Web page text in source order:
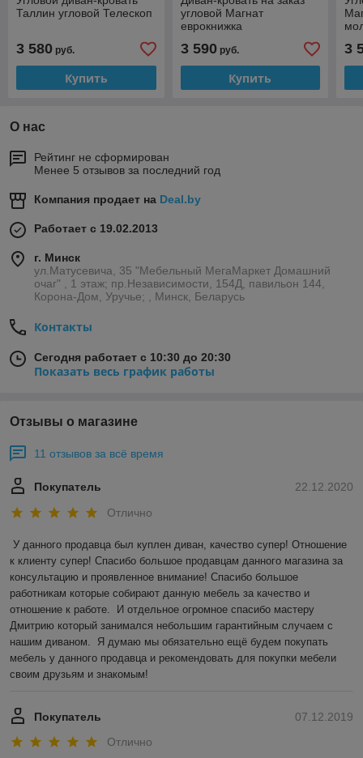
Таллин угловой Телескоп
3 580 руб.
Купить
угловой Магнат
еврокнижка
3 590руб.
Купить
3
О нас
Рейтинг не сформирован
Менее 5 отзывов за последний год
Компания продает на Deal.by
Работает с 19.02.2013
г. Минск
ул.Матусевича, 35 "Мебельный МегаМаркет Домашний
очаг" , 1 этаж; пр.Независимости, 154Д, павильон 144,
Корона-Дом, Уручье; , Минск, Беларусь
Контакты
Сегодня работает с 10:30 до 20:30
Показать весь график работы
Отзывы о магазине
11 отзывов за всё время
22.12.2020
Покупатель
Отлично
У данного продавца был куплен диван, качество супер! Отношение
к клиенту супер! Спасибо большое продавцам данного магазина за
консультацию и проявленное внимание! Спасибо большое
работникам которые собирают данную мебель за качество и
отношение к работе.  И отдельное огромное спасибо мастеру
Дмитрию который занимался небольшим гарантийным случаем с
нашим диваном.  Я думаю мы обязательно ещё будем покупать
мебель у данного продавца и рекомендовать для покупки мебели
своим друзьям и знакомым!
07.12.2019
Покупатель
Отлично